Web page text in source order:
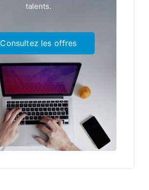
talents.
Consultez les offres